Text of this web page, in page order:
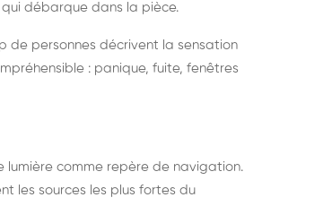
débarque dans la pièce.
de personnes décrivent la sensation
: panique, fuite, fenêtres
lumière comme repère de navigation.
les sources les plus fortes du